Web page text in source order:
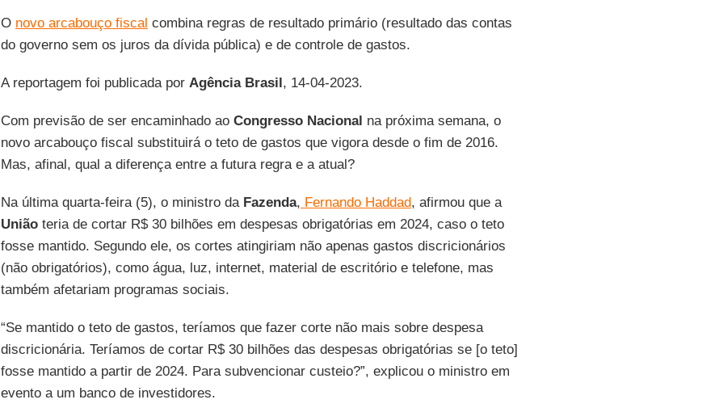
O novo arcabouço fiscal combina regras de resultado primário (resultado das contas
do governo sem os juros da dívida pública) e de controle de gastos.
A reportagem foi publicada por Agência Brasil, 14-04-2023.
Com previsão de ser encaminhado ao Congresso Nacional na próxima semana, o
novo arcabouço fiscal substituirá o teto de gastos que vigora desde o fim de 2016.
Mas, afinal, qual a diferença entre a futura regra e a atual?
Na última quarta-feira (5), o ministro daFazenda, Fernando Haddad, afirmou que a
Uniãoteria de cortar R$ 30 bilhões em despesas obrigatórias em 2024, caso o teto
fosse mantido. Segundo ele, os cortes atingiriam não apenas gastos discricionários
(não obrigatórios), como água, luz, internet, material de escritório e telefone, mas
também afetariam programas sociais.
“Se mantido o teto de gastos, teríamos que fazer corte não mais sobre despesa
discricionária. Teríamos de cortar R$ 30 bilhões das despesas obrigatórias se [o teto]
fosse mantido a partir de 2024. Para subvencionar custeio?”, explicou o ministro em
evento a um banco de investidores.